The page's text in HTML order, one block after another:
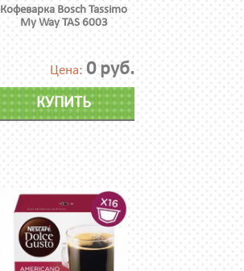
Кофеварка Bosch Tassimo
My Way TAS 6003
Цена: 0 руб.
КУПИТЬ